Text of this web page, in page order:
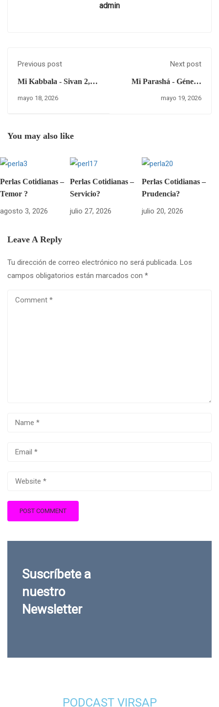
admin
Previous post
Mi Kabbala - Sivan 2,
mayo 18, 2026
Next post
Mi Parashá - Génesis
mayo 19, 2026
You may also like
Perlas Cotidianas –
Temor ?
agosto 3, 2026
Perlas Cotidianas –
Servicio?
julio 27, 2026
Perlas Cotidianas –
Prudencia?
julio 20, 2026
Leave A Reply
Tu dirección de correo electrónico no será publicada. Los
campos obligatorios están marcados con *
Suscríbete a
nuestro
Newsletter
PODCAST VIRSAP